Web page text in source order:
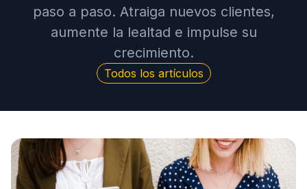
paso a paso. Atraiga nuevos clientes,
aumente la lealtad e impulse su
crecimiento.
Todos los artículos